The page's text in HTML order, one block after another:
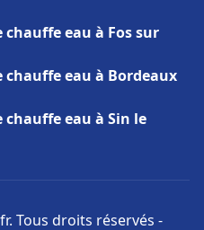
eau à Fos sur
eau à Bordeaux
eau à Sin le
Tous droits réservés -